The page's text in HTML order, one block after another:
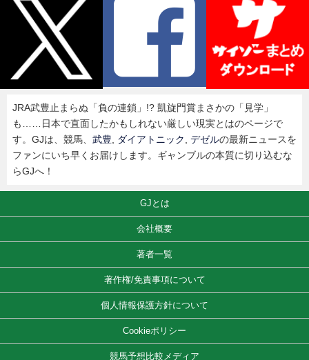
JRA武豊止まらぬ「負の連鎖」!? 凱旋門賞まさかの「見学」
も……日本で直面したかもしれない厳しい現実とはのページで
す。GJは、競馬、 武豊, ダイアトニック, デゼルの最新ニュースを
ファンにいち早くお届けします。ギャンブルの本質に切り込むな
らGJへ！
GJとは
会社概要
著者一覧
著作権/免責事項について
個人情報保護方針について
Cookieポリシー
競馬予想比較メディア